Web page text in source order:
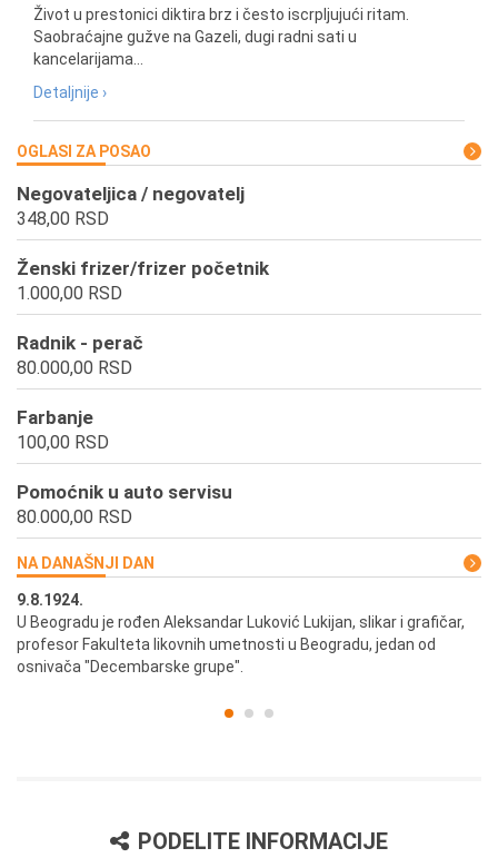
Život u prestonici diktira brz i često iscrpljujući ritam.
Saobraćajne gužve na Gazeli, dugi radni sati u
kancelarijama...
Detaljnije ›
OGLASI ZA POSAO
Negovateljica / negovatelj
348,00 RSD
Ženski frizer/frizer početnik
1.000,00 RSD
Radnik - perač
80.000,00 RSD
Farbanje
100,00 RSD
Pomoćnik u auto servisu
80.000,00 RSD
NA DANAŠNJI DAN
9.8.1924.
U Beogradu je rođen Aleksandar Luković Lukijan, slikar i grafičar,
profesor Fakulteta likovnih umetnosti u Beogradu, jedan od
osnivača "Decembarske grupe".
PODELITE INFORMACIJE